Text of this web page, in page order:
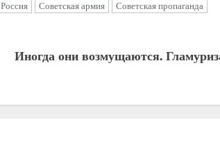
Россия Советская армия Советская пропаганда
Иногда они возмущаются.